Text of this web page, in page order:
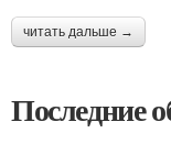
читать дальше →
Последние